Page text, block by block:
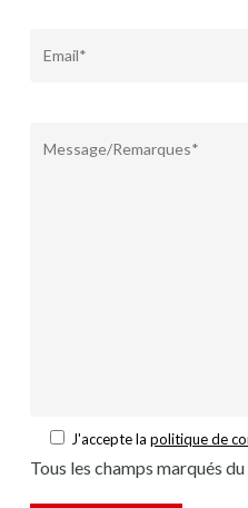
J'accepte lapolitique de
Tous les champs marqués